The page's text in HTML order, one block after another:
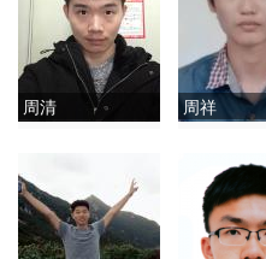
周清 周祥